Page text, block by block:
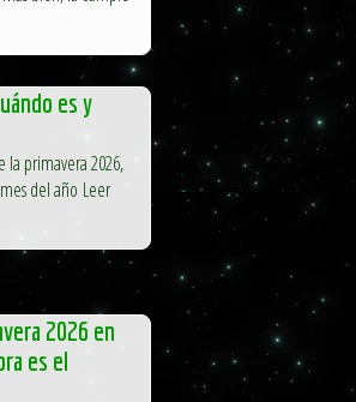
es y
primavera 2026,
del año Leer
2026 en
es el